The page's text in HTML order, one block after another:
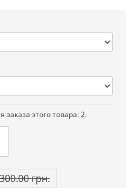
этого товара: 2.
300.00 грн.